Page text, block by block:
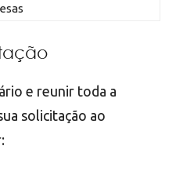
e reunir toda a
solicitação ao